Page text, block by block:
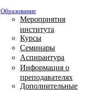
Образование
Мероприятия
института
Курсы
Семинары
Аспирантура
Информация о
преподавателях
Дополнительные